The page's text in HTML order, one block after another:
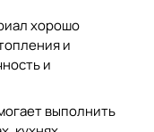
хорошо
и
и
выполнить